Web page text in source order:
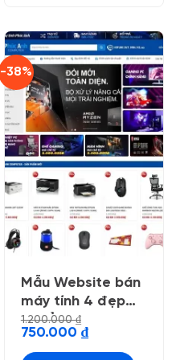
-38%
Mẫu Website bán
máy tính 4 đẹp
chuẩn seo
1.200.000₫
Giá
là:
750.000 ₫Giá
hiện
tại